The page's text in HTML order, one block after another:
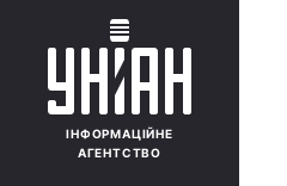
ІНФОРМАЦІЙНЕ
АГЕНТСТВО